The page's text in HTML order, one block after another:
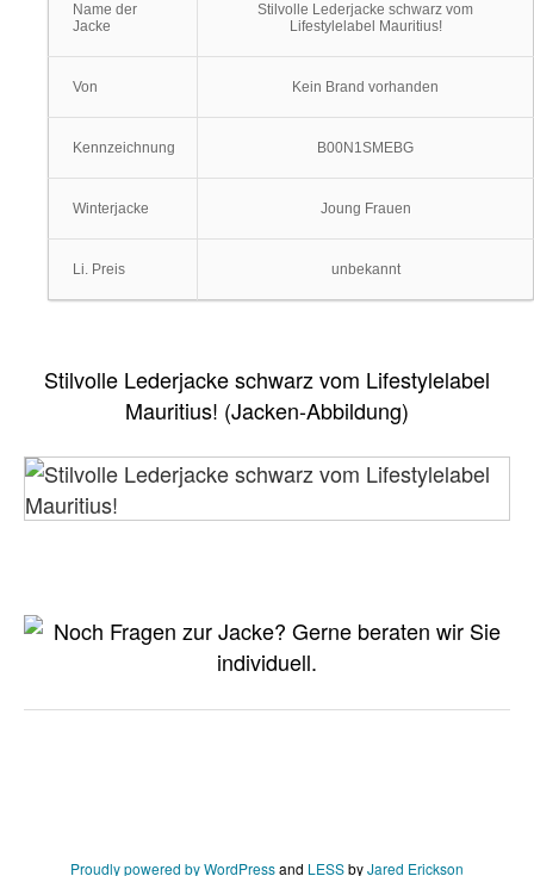
Name der
Jacke
Stilvolle Lederjacke schwarz vom
Lifestylelabel Mauritius!
Von Kein Brand vorhanden
Kennzeichnung B00N1SMEBG
Winterjacke Joung Frauen
Li. Preis unbekannt
Stilvolle Lederjacke schwarz vom Lifestylelabel
Mauritius! (Jacken-Abbildung)
Proudly powered by WordPressand LESSbyJared Erickson